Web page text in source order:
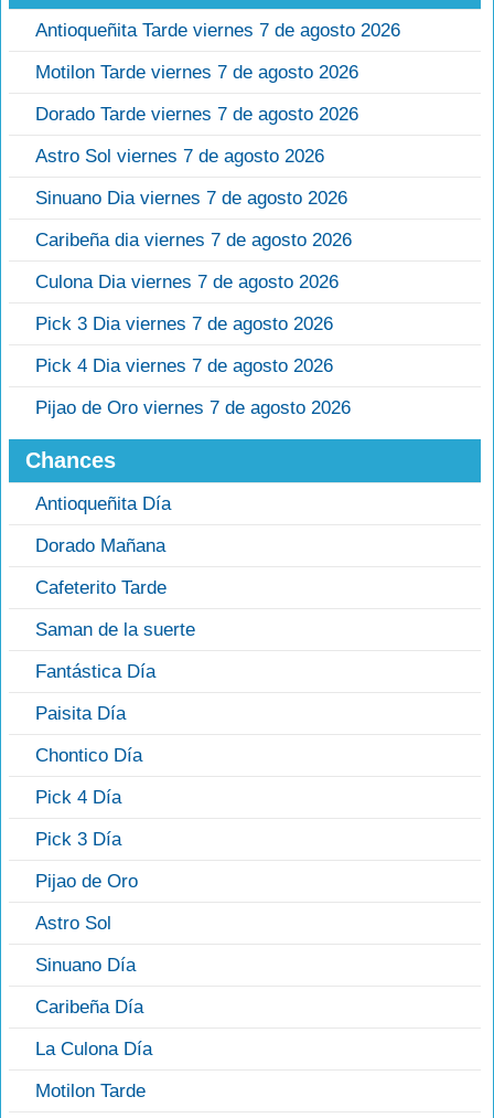
Antioqueñita Tarde viernes 7 de agosto 2026
Motilon Tarde viernes 7 de agosto 2026
Dorado Tarde viernes 7 de agosto 2026
Astro Sol viernes 7 de agosto 2026
Sinuano Dia viernes 7 de agosto 2026
Caribeña dia viernes 7 de agosto 2026
Culona Dia viernes 7 de agosto 2026
Pick 3 Dia viernes 7 de agosto 2026
Pick 4 Dia viernes 7 de agosto 2026
Pijao de Oro viernes 7 de agosto 2026
Chances
Antioqueñita Día
Dorado Mañana
Cafeterito Tarde
Saman de la suerte
Fantástica Día
Paisita Día
Chontico Día
Pick 4 Día
Pick 3 Día
Pijao de Oro
Astro Sol
Sinuano Día
Caribeña Día
La Culona Día
Motilon Tarde